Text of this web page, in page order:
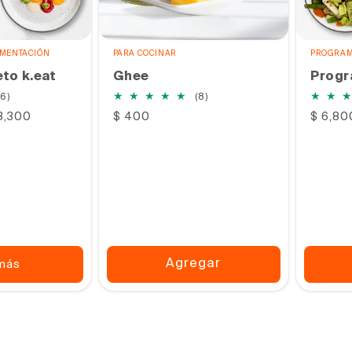
k.eat
6
totales
PARA COCINAR
Ghee
(8)8
Precio
$ 400
Agregar
Precio
$